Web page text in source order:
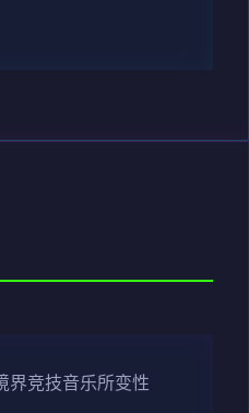
界竞技音乐所变性